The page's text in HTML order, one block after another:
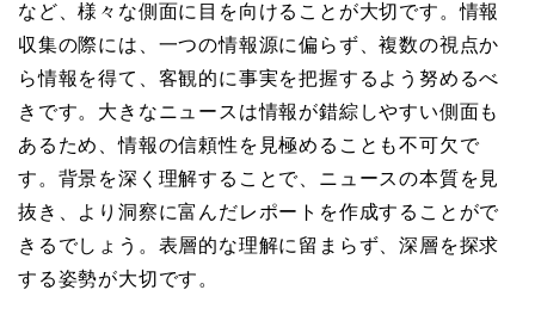
など、様々な側面に目を向けることが大切です。情報
収集の際には、一つの情報源に偏らず、複数の視点か
ら情報を得て、客観的に事実を把握するよう努めるべ
きです。大きなニュースは情報が錯綜しやすい側面も
あるため、情報の信頼性を見極めることも不可欠で
す。背景を深く理解することで、ニュースの本質を見
抜き、より洞察に富んだレポートを作成することがで
きるでしょう。表層的な理解に留まらず、深層を探求
する姿勢が大切です。